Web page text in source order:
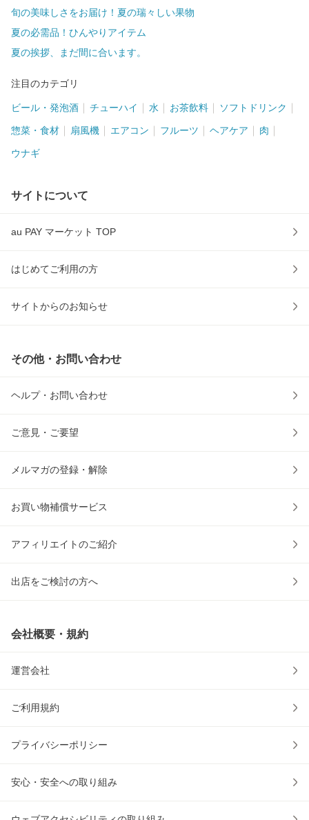
旬の美味しさをお届け！夏の瑞々しい果物
夏の必需品！ひんやりアイテム
夏の挨拶、まだ間に合います。
注目のカテゴリ
ビール・発泡酒 チューハイ 水 お茶飲料 ソフトドリンク
惣菜・食材 扇風機 エアコン フルーツ ヘアケア 肉
ウナギ
サイトについて
au PAY マーケット TOP
はじめてご利用の方
サイトからのお知らせ
その他・お問い合わせ
ヘルプ・お問い合わせ
ご意見・ご要望
メルマガの登録・解除
お買い物補償サービス
アフィリエイトのご紹介
出店をご検討の方へ
会社概要・規約
運営会社
ご利用規約
プライバシーポリシー
安心・安全への取り組み